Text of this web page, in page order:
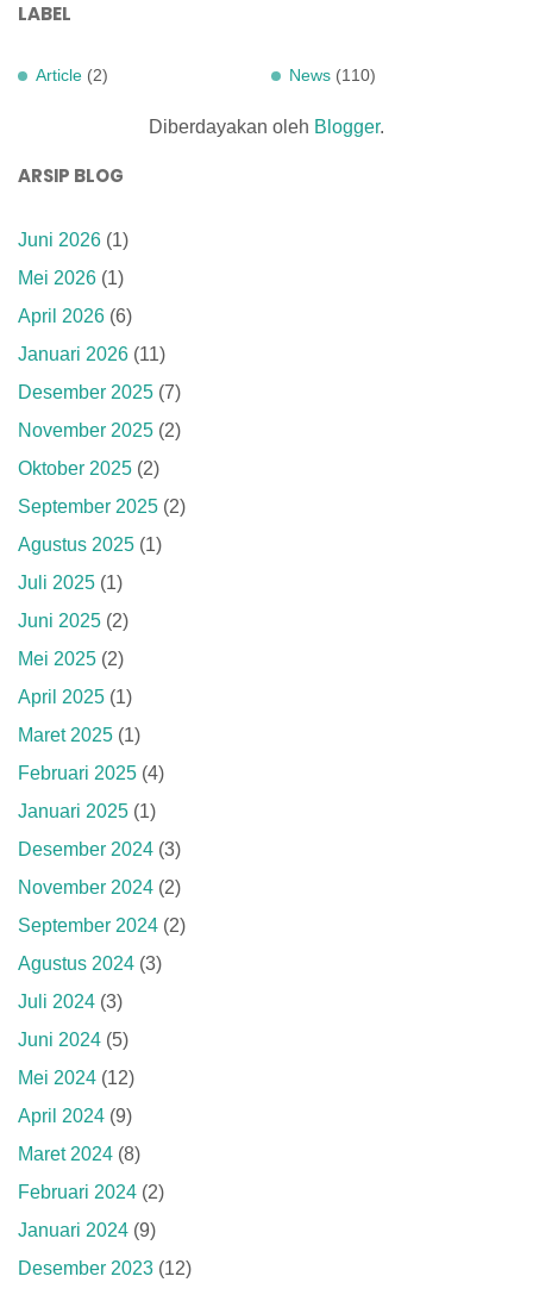
LABEL
Article (2) News (110)
Diberdayakan oleh Blogger.
ARSIP BLOG
Juni 2026 (1)
Mei 2026 (1)
April 2026 (6)
Januari 2026 (11)
Desember 2025 (7)
November 2025 (2)
Oktober 2025 (2)
September 2025 (2)
Agustus 2025 (1)
Juli 2025 (1)
Juni 2025 (2)
Mei 2025 (2)
April 2025 (1)
Maret 2025 (1)
Februari 2025 (4)
Januari 2025 (1)
Desember 2024 (3)
November 2024 (2)
September 2024 (2)
Agustus 2024 (3)
Juli 2024 (3)
Juni 2024 (5)
Mei 2024 (12)
April 2024 (9)
Maret 2024 (8)
Februari 2024 (2)
Januari 2024 (9)
Desember 2023 (12)